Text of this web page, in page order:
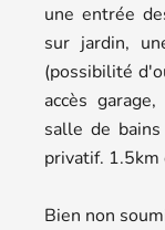
une entrée
sur jardin,
(possibilité
accès
salle de
privatif. 1.5km
Bien non